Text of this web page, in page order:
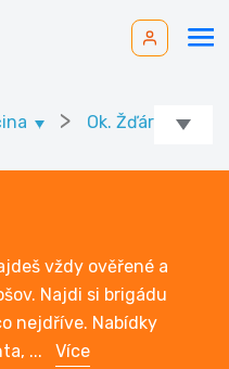
> Ok. Žďár nad
vždy ověřené a
Najdi si brigádu
nejdříve. Nabídky
... Více